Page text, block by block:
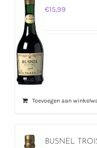
€15,99
Toevoegen aan
BUSNEL